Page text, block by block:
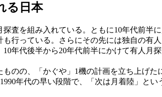
る日本
査を組み入れている。ともに10年代前半
行っている。さらにその先には独自の有人
年代後半から20年代前半にかけて有人月
のの、「かぐや」1機の計画を立ち上げ
年代の早い段階で、「次は月着陸」と